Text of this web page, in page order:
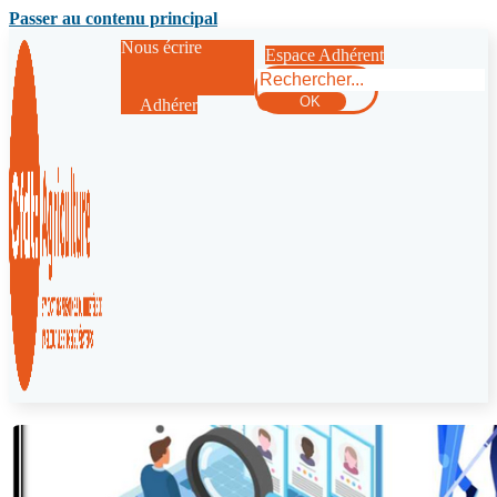
Passer au contenu principal
Nous écrire
Adhérer
Espace Adhérent
Rechercher
OK